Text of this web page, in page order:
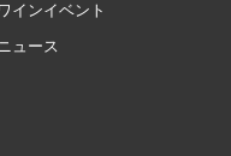
インイベント
ュース